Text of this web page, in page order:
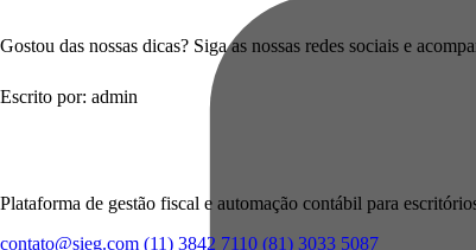
Gostou das nossas dicas? Siga as nossas redes sociais e
Escrito por: admin
Plataforma de gestão fiscal e automação contábil para
contato@sieg.com (11) 3842 7110 (81) 3033 5087